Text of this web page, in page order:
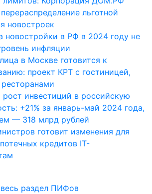
льготной
новостроек
новостройки в РФ в 2024 году не
инфляции
в Москве готовится к
проект КРТ с гостиницей,
инвестиций в российскую
+21% за январь-май 2024 года,
— 318 млрд рублей
готовит изменения для
кредитов IT-